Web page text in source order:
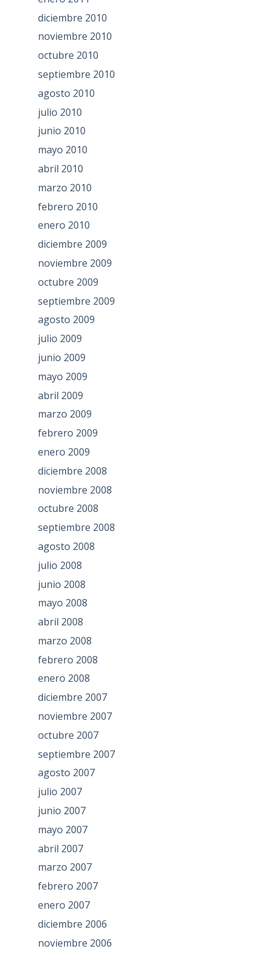
diciembre 2010
noviembre 2010
octubre 2010
septiembre 2010
agosto 2010
julio 2010
junio 2010
mayo 2010
abril 2010
marzo 2010
febrero 2010
enero 2010
diciembre 2009
noviembre 2009
octubre 2009
septiembre 2009
agosto 2009
julio 2009
junio 2009
mayo 2009
abril 2009
marzo 2009
febrero 2009
enero 2009
diciembre 2008
noviembre 2008
octubre 2008
septiembre 2008
agosto 2008
julio 2008
junio 2008
mayo 2008
abril 2008
marzo 2008
febrero 2008
enero 2008
diciembre 2007
noviembre 2007
octubre 2007
septiembre 2007
agosto 2007
julio 2007
junio 2007
mayo 2007
abril 2007
marzo 2007
febrero 2007
enero 2007
diciembre 2006
noviembre 2006